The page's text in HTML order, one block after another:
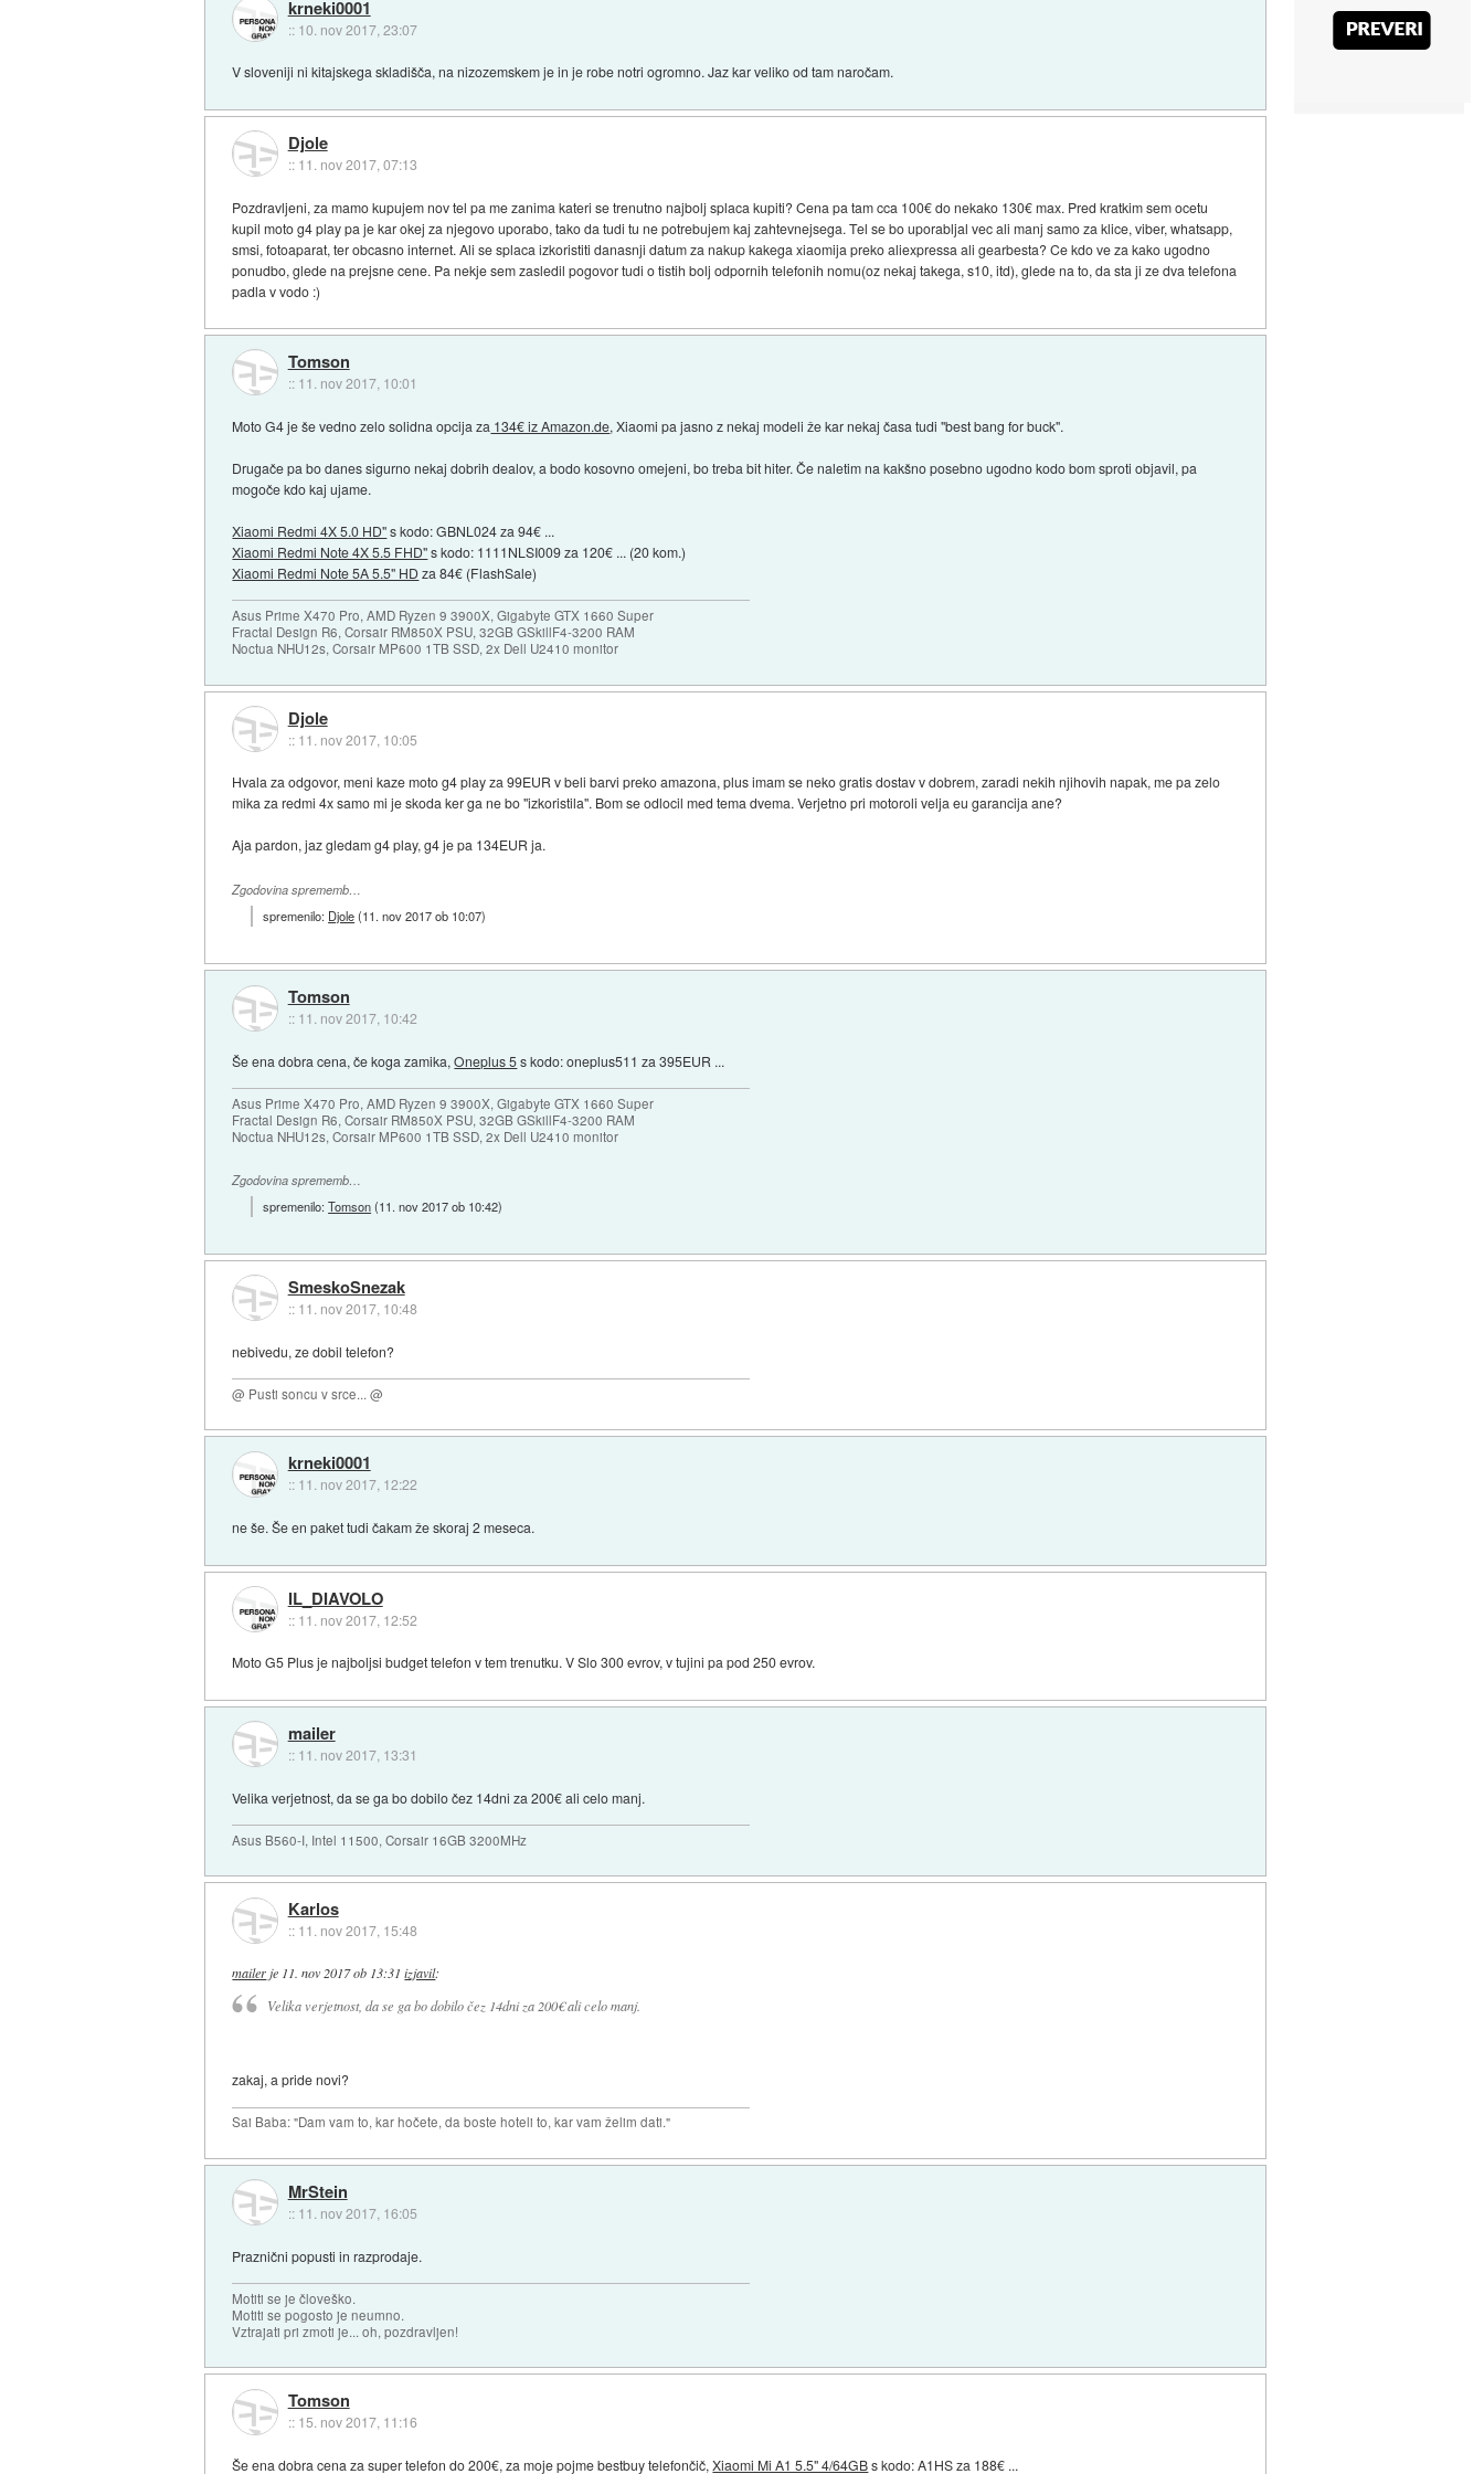
krneki0001
:: 10. nov 2017, 23:07
V sloveniji ni kitajskega skladišča, na nizozemskem je in je robe notri ogromno. Jaz kar veliko od tam naročam.
Djole
:: 11. nov 2017, 07:13
Pozdravljeni, za mamo kupujem nov tel pa me zanima kateri se trenutno najbolj splaca kupiti? Cena pa tam cca 100€ do nekako 130€ max. Pred kratkim sem ocetu
kupil moto g4 play pa je kar okej za njegovo uporabo, tako da tudi tu ne potrebujem kaj zahtevnejsega. Tel se bo uporabljal vec ali manj samo za klice, viber, whatsapp,
smsi, fotoaparat, ter obcasno internet. Ali se splaca izkoristiti danasnji datum za nakup kakega xiaomija preko aliexpressa ali gearbesta? Ce kdo ve za kako ugodno
ponudbo, glede na prejsne cene. Pa nekje sem zasledil pogovor tudi o tistih bolj odpornih telefonih nomu(oz nekaj takega, s10, itd), glede na to, da sta ji ze dva telefona
padla v vodo :)
Tomson
:: 11. nov 2017, 10:01
Moto G4 je še vedno zelo solidna opcija za 134€ iz Amazon.de, Xiaomi pa jasno z nekaj modeli že kar nekaj časa tudi "best bang for buck".
Drugače pa bo danes sigurno nekaj dobrih dealov, a bodo kosovno omejeni, bo treba bit hiter. Če naletim na kakšno posebno ugodno kodo bom sproti objavil, pa
mogoče kdo kaj ujame.
Xiaomi Redmi 4X 5.0 HD"s kodo: GBNL024 za 94€ ...
Xiaomi Redmi Note 4X 5.5 FHD"s kodo: 1111NLSI009 za 120€ ... (20 kom.)
Xiaomi Redmi Note 5A 5.5" HDza 84€ (FlashSale)
Asus Prime X470 Pro, AMD Ryzen 9 3900X, Gigabyte GTX 1660 Super
Fractal Design R6, Corsair RM850X PSU, 32GB GSkillF4-3200 RAM
Noctua NHU12s, Corsair MP600 1TB SSD, 2x Dell U2410 monitor
Djole
:: 11. nov 2017, 10:05
Hvala za odgovor, meni kaze moto g4 play za 99EUR v beli barvi preko amazona, plus imam se neko gratis dostav v dobrem, zaradi nekih njihovih napak, me pa zelo
mika za redmi 4x samo mi je skoda ker ga ne bo "izkoristila". Bom se odlocil med tema dvema. Verjetno pri motoroli velja eu garancija ane?
Aja pardon, jaz gledam g4 play, g4 je pa 134EUR ja.
Zgodovina sprememb…
spremenilo: Djole(11. nov 2017 ob 10:07)
Tomson
:: 11. nov 2017, 10:42
Še ena dobra cena, če koga zamika,Oneplus 5s kodo: oneplus511 za 395EUR ...
Asus Prime X470 Pro, AMD Ryzen 9 3900X, Gigabyte GTX 1660 Super
Fractal Design R6, Corsair RM850X PSU, 32GB GSkillF4-3200 RAM
Noctua NHU12s, Corsair MP600 1TB SSD, 2x Dell U2410 monitor
Zgodovina sprememb…
spremenilo:Tomson(11. nov 2017 ob 10:42)
SmeskoSnezak
:: 11. nov 2017, 10:48
nebivedu, ze dobil telefon?
@ Pusti soncu v srce... @
krneki0001
:: 11. nov 2017, 12:22
ne še. Še en paket tudi čakam že skoraj 2 meseca.
IL_DIAVOLO
:: 11. nov 2017, 12:52
Moto G5 Plus je najboljsi budget telefon v tem trenutku. V Slo 300 evrov, v tujini pa pod 250 evrov.
mailer
:: 11. nov 2017, 13:31
Velika verjetnost, da se ga bo dobilo čez 14dni za 200€ ali celo manj.
Asus B560-I, Intel 11500, Corsair 16GB 3200MHz
Karlos
:: 11. nov 2017, 15:48
mailer je 11. nov 2017 ob 13:31 izjavil:
Velika verjetnost, da se ga bo dobilo čez 14dni za 200€ ali celo manj.
zakaj, a pride novi?
Sai Baba: "Dam vam to, kar hočete, da boste hoteli to, kar vam želim dati."
MrStein
:: 11. nov 2017, 16:05
Praznični popusti in razprodaje.
Motiti se je človeško.
Motiti se pogosto je neumno.
Vztrajati pri zmoti je... oh, pozdravljen!
Tomson
:: 15. nov 2017, 11:16
Še ena dobra cena za super telefon do 200€, za moje pojme bestbuy telefončič,Xiaomi Mi A1 5.5" 4/64GBs kodo: A1HS za 188€ ...